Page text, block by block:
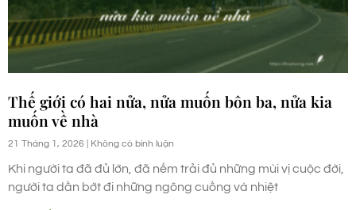
Thế giới có hai nửa, nửa muốn bôn ba, nửa kia
muốn về nhà
21 Tháng 1, 2026 Không có bình luận
Khi người ta đã đủ lớn, đã nếm trải đủ những mùi vị cuộc đời,
người ta dần bớt đi những ngông cuồng và nhiệt